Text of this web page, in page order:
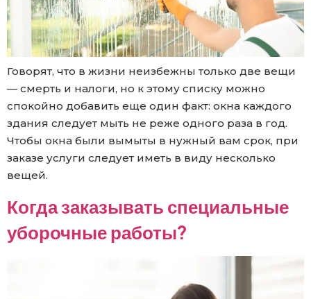
Говорят, что в жизни неизбежны только две вещи
— смерть и налоги, но к этому списку можно
спокойно добавить еще один факт: окна каждого
здания следует мыть не реже одного раза в год.
Чтобы окна были вымыты в нужный вам срок, при
заказе услуги следует иметь в виду несколько
вещей.
Когда заказывать специальные
уборочные работы?